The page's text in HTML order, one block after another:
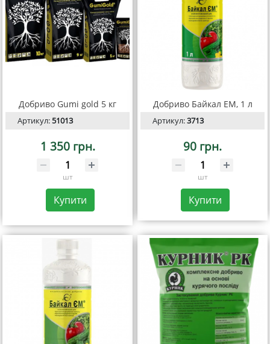
Добриво Gumi gold 5 кг
Артикул:51013
1 350 грн.
шт
Купити
Добриво Байкал ЕМ, 1 л
Артикул:3713
90 грн.
шт
Купити